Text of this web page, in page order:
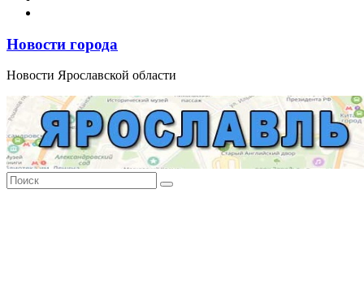
Новости города
Новости Ярославской области